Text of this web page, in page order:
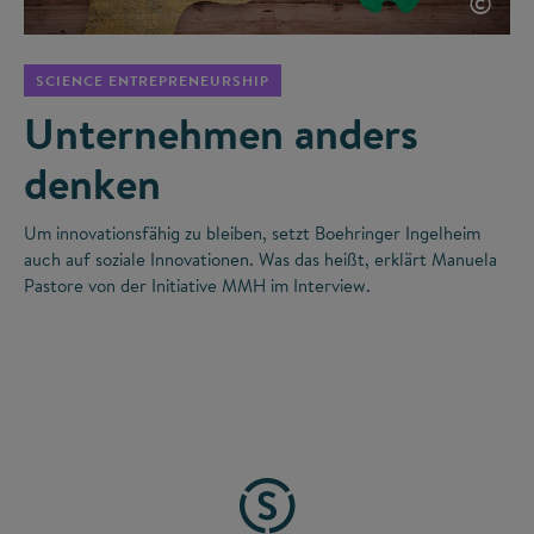
SCIENCE ENTREPRENEURSHIP
Unternehmen anders
denken
Um innovationsfähig zu bleiben, setzt Boehringer Ingelheim
auch auf soziale Innovationen. Was das heißt, erklärt Manuela
Pastore von der Initiative MMH im Interview.